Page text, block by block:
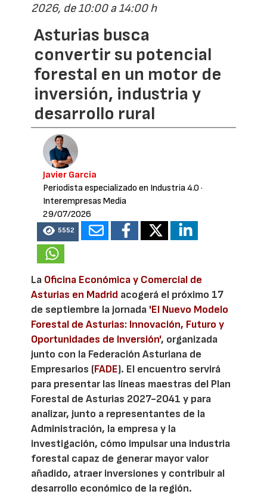
2026, de 10:00 a 14:00 h
Asturias busca
convertir su potencial
forestal en un motor de
inversión, industria y
desarrollo rural
Javier García
Periodista especializado en Industria 4.0 ·
Interempresas Media
29/07/2026
5552
La Oficina Económica y Comercial de
Asturias en Madrid acogerá el próximo 17
de septiembre la jornada 'El Nuevo Modelo
Forestal de Asturias: Innovación, Futuro y
Oportunidades de Inversión', organizada
junto con la Federación Asturiana de
Empresarios (FADE). El encuentro servirá
para presentar las líneas maestras del Plan
Forestal de Asturias 2027-2041 y para
analizar, junto a representantes de la
Administración, la empresa y la
investigación, cómo impulsar una industria
forestal capaz de generar mayor valor
añadido, atraer inversiones y contribuir al
desarrollo económico de la región.